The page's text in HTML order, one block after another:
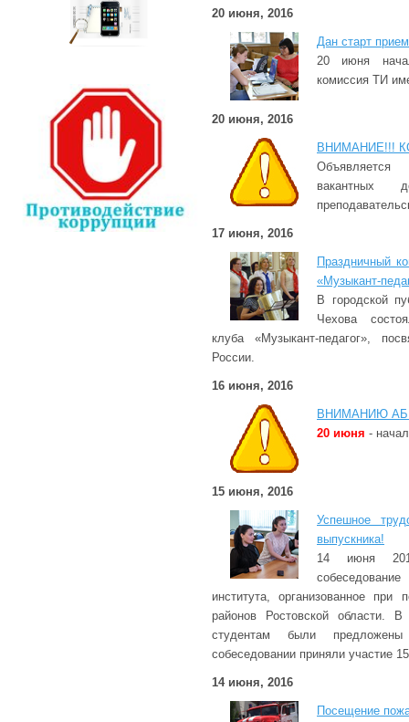
20 июня, 2016
Дан старт
20 июня
комиссия ТИ
20 июня, 2016
ВНИМАНИЕ!!!
вакантных
17 июня, 2016
Праздничный
«Музыкант-
В городской
Чехова
клуба «Музыкант-педагог»,
России.
16 июня, 2016
ВНИМАНИЮ
20 июня -
15 июня, 2016
Успешное
выпускника!
14 июня
института, организованное при
районов Ростовской области.
студентам были
собеседовании приняли участие
14 июня, 2016
Посещение